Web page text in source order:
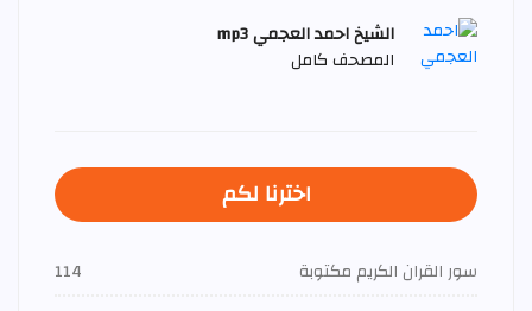
الشيخ احمد العجمي mp3
المصحف كامل
اخترنا لكم
سور القران الكريم مكتوبة
114